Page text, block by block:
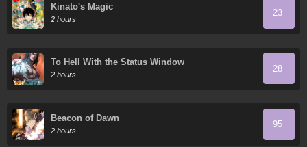
Kinato's Magic
2 hours
23
To Hell With the Status Window
2 hours
28
Beacon of Dawn
2 hours
95